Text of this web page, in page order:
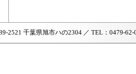
2521 千葉県旭市ハの2304 ／ TEL：0479-62-